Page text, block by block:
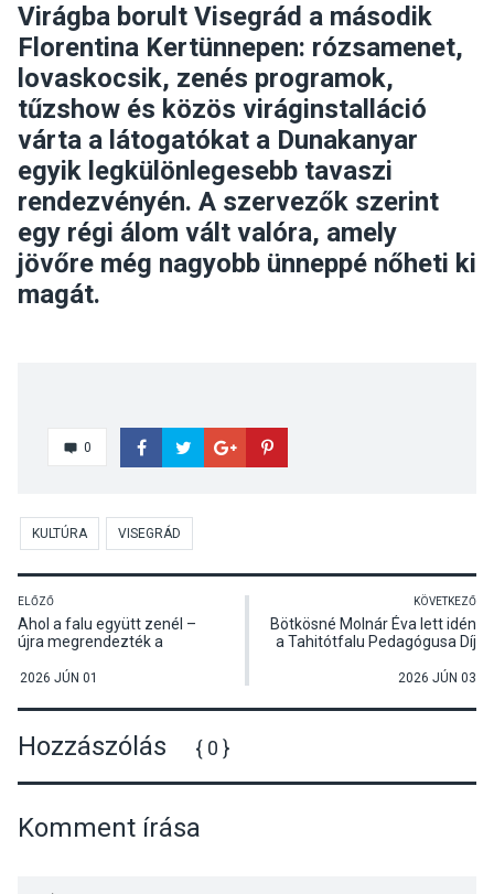
Virágba borult Visegrád a második
Florentina Kertünnepen: rózsamenet,
lovaskocsik, zenés programok,
tűzshow és közös viráginstalláció
várta a látogatókat a Dunakanyar
egyik legkülönlegesebb tavaszi
rendezvényén. A szervezők szerint
egy régi álom vált valóra, amely
jövőre még nagyobb ünneppé nőheti ki
magát.
0
KULTÚRA VISEGRÁD
ELŐZŐ
Ahol a falu együtt zenél –
újra megrendezték a
Dunabogdányban
2026 JÚN 01
KÖVETKEZŐ
Bötkösné Molnár Éva lett idén
a Tahitótfalu Pedagógusa Díj
2026 JÚN 03
Hozzászólás { 0 }
Komment írása